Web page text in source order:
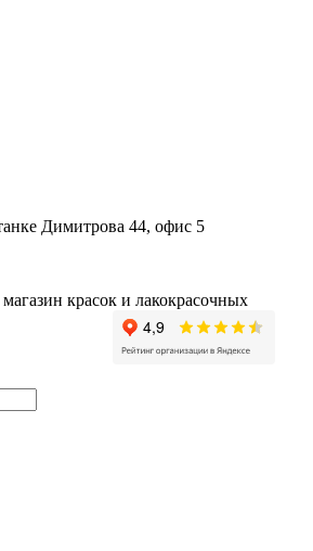
Димитрова 44, офис 5
красок и лакокрасочных